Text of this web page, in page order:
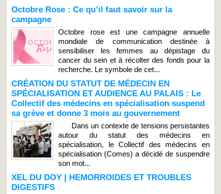
Octobre Rose : Ce qu’il faut savoir sur la
campagne
Octobre rose est une campagne annuelle
mondiale de communication destinée à
sensibiliser les femmes au dépistage du
cancer du sein et à récolter des fonds pour la
recherche. Le symbole de cet...
CRÉATION DU STATUT DE MÉDECIN EN
SPÉCIALISATION ET AUDIENCE AU PALAIS : Le
Collectif des médecins en spécialisation suspend
sa grève et donne 3 mois au gouvernement
Dans un contexte de tensions persistantes
autour du statut des médecins en
spécialisation, le Collectif des médecins en
spécialisation (Comes) a décidé de suspendre
son mot...
XEL DU DOY | HEMORROIDES ET TROUBLES
DIGESTIFS